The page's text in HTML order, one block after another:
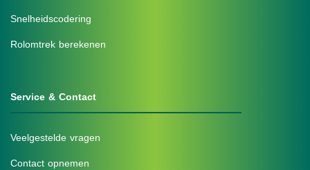
Snelheidscodering
Rolomtrek berekenen
Service & Contact
Veelgestelde vragen
Contact opnemen